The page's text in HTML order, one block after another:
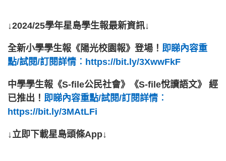
↓2024/25學年星島學生報最新資訊↓
全新小學學生報《陽光校園報》登場！ 即睇內容重
點/試閱/訂閱詳情︰https://bit.ly/3XwwFkF
中學學生報《S-file公民社會》《S-file悅讀語文》 經
已推出！ 即睇內容重點/試閱/訂閱詳情︰
https://bit.ly/3MAtLFi
↓立即下載星島頭條App↓